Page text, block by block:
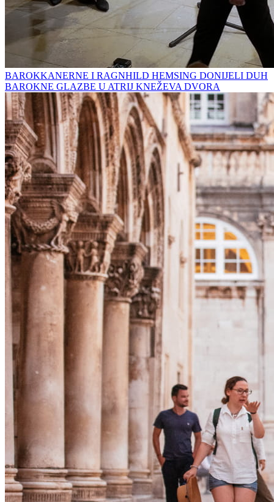
BAROKKANERNE I RAGNHILD HEMSING DONIJELI DUH
BAROKNE GLAZBE U ATRIJ KNEŽEVA DVORA